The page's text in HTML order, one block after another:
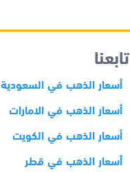
تابعنا
أسعار الذهب في السعودية
أسعار الذهب في الامارات
أسعار الذهب في الكويت
أسعار الذهب في قطر